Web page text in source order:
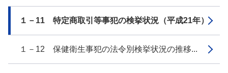
１－11 特定商取引等事犯の検挙状況（平成21年）
１－12 保健衛生事犯の法令別検挙状況の推移...